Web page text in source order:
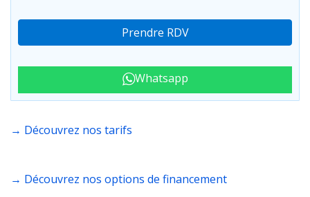
Prendre RDV
Whatsapp
→ Découvrez nos tarifs
→ Découvrez nos options de financement